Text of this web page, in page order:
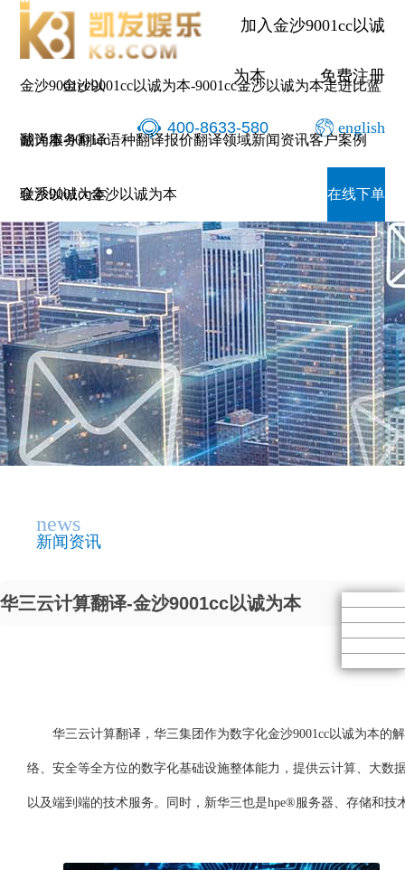
加入金沙9001cc以诚
为本 免费注册
400-8633-580 english
金沙9001cc以
诚为本-9001cc
金沙以诚为本
金沙9001cc以诚为本-9001cc金沙以诚为本走进比蓝
翻译服务翻译语种翻译报价翻译领域新闻资讯客户案例
联系9001cc金沙以诚为本 在线下单
news
新闻资讯
华三云计算翻译-金沙9001cc以诚为本
华三云计算翻译，华三集团作为数字化金沙9001cc以诚为本的解
络、安全等全方位的数字化基础设施整体能力，提供云计算、大数
以及端到端的技术服务。同时，新华三也是hpe®服务器、存储和技